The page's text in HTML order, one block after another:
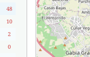
48
10
2
0